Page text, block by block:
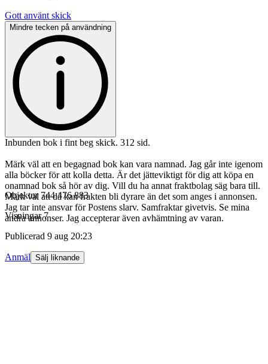
Gott använt skick
Mindre tecken på användning
Inbunden bok i fint beg skick. 312 sid.
Märk väl att en begagnad bok kan vara namnad. Jag går inte igenom
alla böcker för att kolla detta. Är det jätteviktigt för dig att köpa en
onamnad bok så hör av dig. Vill du ha annat fraktbolag säg bara till.
Märk väl att då kan frakten bli dyrare än det som anges i annonsen.
Jag tar inte ansvar för Postens slarv. Samfraktar givetvis. Se mina
andra annonser. Jag accepterar även avhämtning av varan.
Objektnr 744 476 883
Visningar 7
Publicerad 9 aug 20:23
Anmäl Sälj liknande